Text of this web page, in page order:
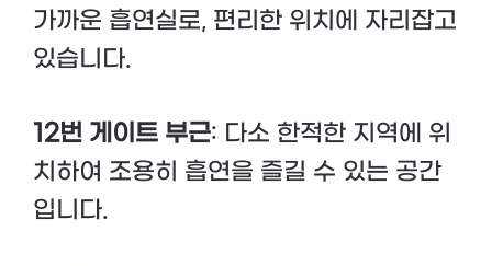
가까운 흡연실로, 편리한 위치에 자리잡고
있습니다.
12번 게이트 부근: 다소 한적한 지역에 위
치하여 조용히 흡연을 즐길 수 있는 공간
입니다.